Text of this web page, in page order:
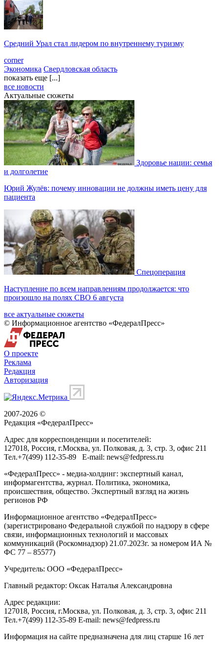
Средний Урал стал лидером по внутреннему туризму
corner
Экономика Свердловская область
показать еще [...]
все новости
Актуальные сюжеты
Здоровье нации: семья
и долголетие
Юрий Жулёв: почему инновации не должны иметь цену для
пациента
Спецоперация
Наступление по всем направлениям продолжается: что
произошло на полях СВО 6 августа
все актуальные сюжеты
© Информационное агентство «ФедералПресс»
О проекте
Реклама
Редакция
Авторизация
2007-2026 ©
Редакция «ФедералПресс»
Адрес для корреспонденции и посетителей:
127018, Россия, г.Москва, ул. Полковая, д. 3, стр. 3, офис 211
Тел.+7(499) 112-35-89 E-mail: news@fedpress.ru
«ФедералПресс» - медиа-холдинг: экспертный канал,
информагентства, журнал. Политика, экономика,
происшествия, общество. Экспертный взгляд на жизнь
регионов РФ
Информационное агентство «ФедералПресс»
(зарегистрировано Федеральной службой по надзору в сфере
связи, информационных технологий и массовых
коммуникаций (Роскомнадзор) 21.07.2023г. за номером ИА №
ФС 77 – 85577)
Учредитель: ООО «ФедералПресс»
Главный редактор: Оксак Наталья Александровна
Адрес редакции:
127018, Россия, г.Москва, ул. Полковая, д. 3, стр. 3, офис 211
Тел.+7(499) 112-35-89 E-mail: news@fedpress.ru
Информация на сайте предназначена для лиц старше 16 лет